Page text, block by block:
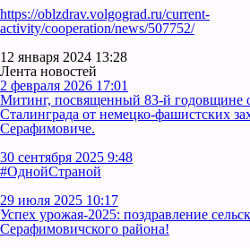
https://oblzdrav.volgograd.ru/current-
activity/cooperation/news/507752/
12 января 2024 13:28
Лента новостей
2 февраля 2026 17:01
Митинг, посвященный 83-й годовщине
Сталинграда от немецко-фашистских
Серафимовиче.
30 сентября 2025 9:48
#ОднойСтраной
29 июля 2025 10:17
Успех урожая-2025: поздравление
Серафимовичского района!